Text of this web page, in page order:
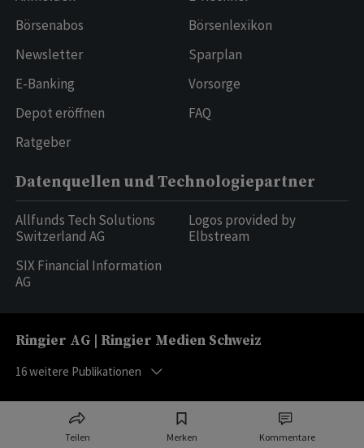
Teilen Merken Kommentare
Börsenabos
Newsletter
E-Banking
Depot eröffnen
Ratgeber
Börsenlexikon
Sparplan
Vorsorge
FAQ
Datenquellen und Technologiepartner
Allfunds Tech Solutions
Switzerland AG
SIX Financial Information
AG
Logos provided by
Elbstream
Ringier AG | Ringier Medien Schweiz
16weitere Publikationen